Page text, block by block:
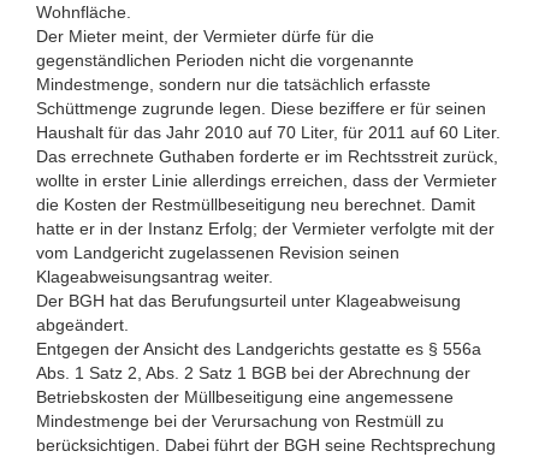
Wohnfläche.
Der Mieter meint, der Vermieter dürfe für die
gegenständlichen Perioden nicht die vorgenannte
Mindestmenge, sondern nur die tatsächlich erfasste
Schüttmenge zugrunde legen. Diese beziffere er für seinen
Haushalt für das Jahr 2010 auf 70 Liter, für 2011 auf 60 Liter.
Das errechnete Guthaben forderte er im Rechtsstreit zurück,
wollte in erster Linie allerdings erreichen, dass der Vermieter
die Kosten der Restmüllbeseitigung neu berechnet. Damit
hatte er in der Instanz Erfolg; der Vermieter verfolgte mit der
vom Landgericht zugelassenen Revision seinen
Klageabweisungsantrag weiter.
Der BGH hat das Berufungsurteil unter Klageabweisung
abgeändert.
Entgegen der Ansicht des Landgerichts gestatte es § 556a
Abs. 1 Satz 2, Abs. 2 Satz 1 BGB bei der Abrechnung der
Betriebskosten der Müllbeseitigung eine angemessene
Mindestmenge bei der Verursachung von Restmüll zu
berücksichtigen. Dabei führt der BGH seine Rechtsprechung